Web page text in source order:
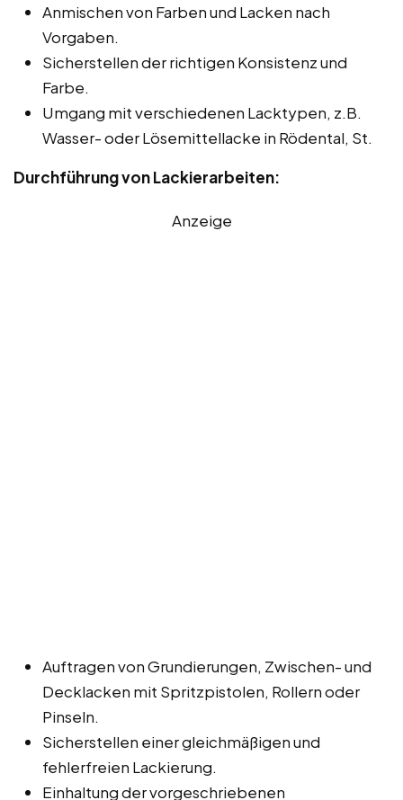
Anmischen von Farben und Lacken nach
Vorgaben.
Sicherstellen der richtigen Konsistenz und
Farbe.
Umgang mit verschiedenen Lacktypen, z.B.
Wasser- oder Lösemittellacke in Rödental, St.
Durchführung von Lackierarbeiten:
Anzeige
Auftragen von Grundierungen, Zwischen- und
Decklacken mit Spritzpistolen, Rollern oder
Pinseln.
Sicherstellen einer gleichmäßigen und
fehlerfreien Lackierung.
Einhaltung der vorgeschriebenen